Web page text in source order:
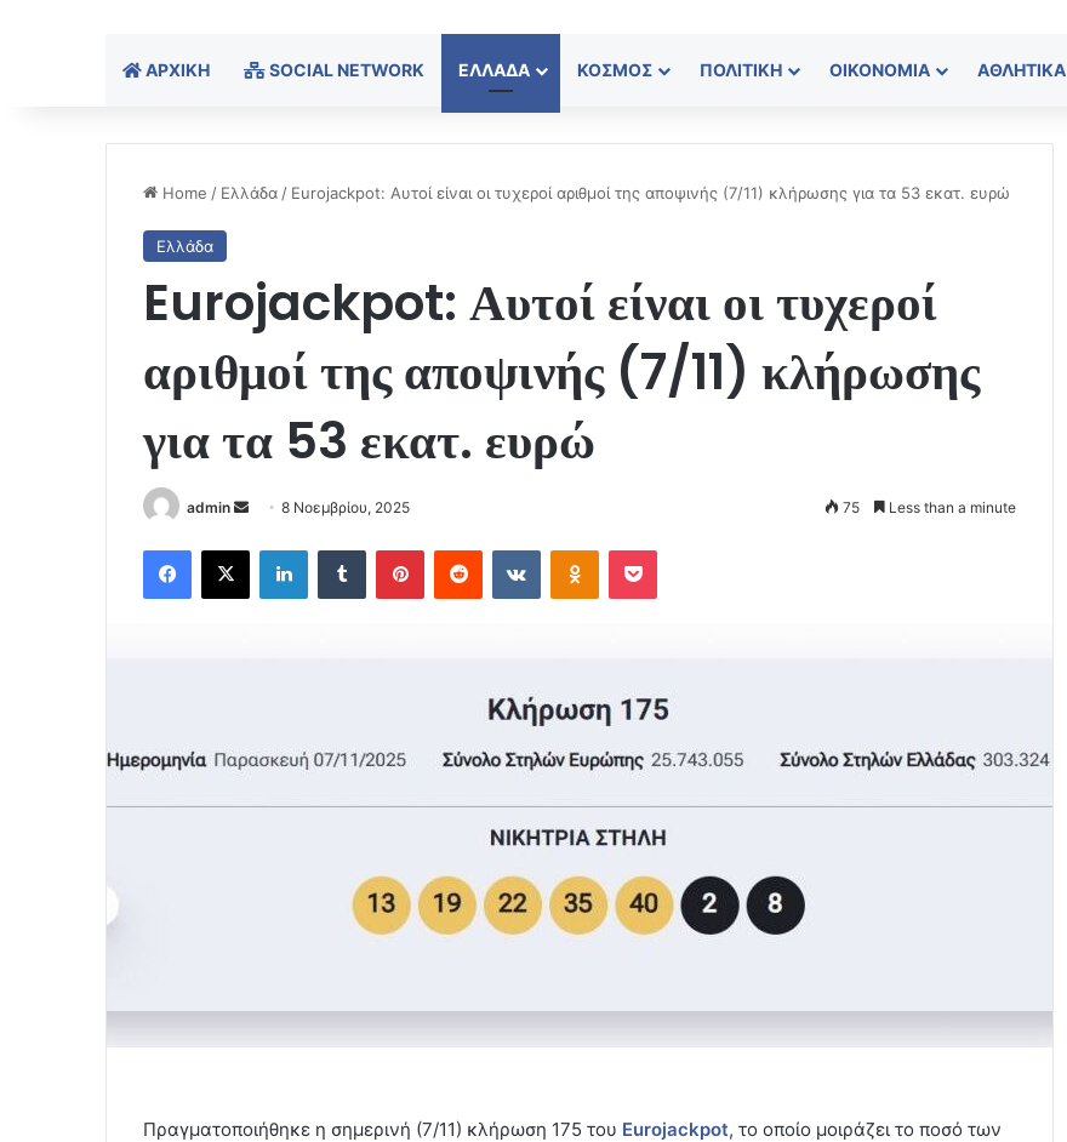
ΑΡΧΙΚΉ SOCIAL NETWORK ΕΛΛΆΔΑ ΚΌΣΜΟΣ ΠΟΛΙΤΙΚΉ ΟΙΚΟΝΟΜΊΑ ΑΘΛΗΤΙΚΆ
Home / Ελλάδα / Eurojackpot: Αυτοί είναι οι τυχεροί αριθμοί της αποψινής (7/11) κλήρωσης για τα 53 εκατ. ευρώ
Ελλάδα
Eurojackpot: Αυτοί είναι οι τυχεροί
αριθμοί της αποψινής (7/11) κλήρωσης
για τα 53 εκατ. ευρώ
admin
Send
email
8 Νοεμβρίου, 2025 75 Less than a minute
Facebook
X LinkedInTumblr PinterestReddit VKontakteOdnoklassniki
Pocket
Πραγματοποιήθηκε η σημερινή (7/11) κλήρωση 175 του Eurojackpot, το οποίο μοιράζει το ποσό των